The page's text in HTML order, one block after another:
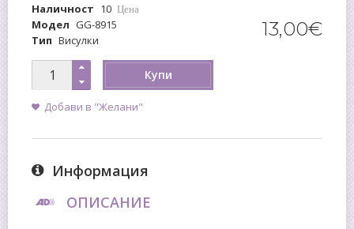
Наличност 10
Модел GG-8915
Тип Висулки
Цена
13,00€
Купи
Добави в "Желани"
Информация
ОПИСАНИЕ